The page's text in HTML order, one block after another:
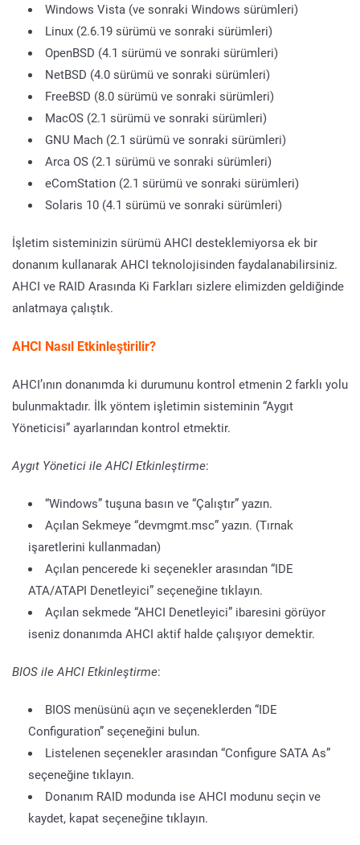
Windows Vista (ve sonraki Windows sürümleri)
Linux (2.6.19 sürümü ve sonraki sürümleri)
OpenBSD (4.1 sürümü ve sonraki sürümleri)
NetBSD (4.0 sürümü ve sonraki sürümleri)
FreeBSD (8.0 sürümü ve sonraki sürümleri)
MacOS (2.1 sürümü ve sonraki sürümleri)
GNU Mach (2.1 sürümü ve sonraki sürümleri)
Arca OS (2.1 sürümü ve sonraki sürümleri)
eComStation (2.1 sürümü ve sonraki sürümleri)
Solaris 10 (4.1 sürümü ve sonraki sürümleri)
İşletim sisteminizin sürümü AHCI desteklemiyorsa ek bir
donanım kullanarak AHCI teknolojisinden faydalanabilirsiniz.
AHCI ve RAID Arasında Ki Farkları sizlere elimizden geldiğinde
anlatmaya çalıştık.
AHCI Nasıl Etkinleştirilir?
AHCI’ının donanımda ki durumunu kontrol etmenin 2 farklı yolu
bulunmaktadır. İlk yöntem işletimin sisteminin “Aygıt
Yöneticisi” ayarlarından kontrol etmektir.
Aygıt Yönetici ile AHCI Etkinleştirme:
“Windows” tuşuna basın ve “Çalıştır” yazın.
Açılan Sekmeye “devmgmt.msc” yazın. (Tırnak
işaretlerini kullanmadan)
Açılan pencerede ki seçenekler arasından “IDE
ATA/ATAPI Denetleyici” seçeneğine tıklayın.
Açılan sekmede “AHCI Denetleyici” ibaresini görüyor
iseniz donanımda AHCI aktif halde çalışıyor demektir.
BIOS ile AHCI Etkinleştirme:
BIOS menüsünü açın ve seçeneklerden “IDE
Configuration” seçeneğini bulun.
Listelenen seçenekler arasından “Configure SATA As”
seçeneğine tıklayın.
Donanım RAID modunda ise AHCI modunu seçin ve
kaydet, kapat seçeneğine tıklayın.